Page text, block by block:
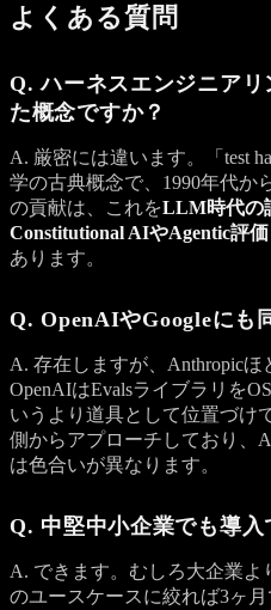
よくある質問
Q. ハーネスエンジニア
た概念ですか？
A. 厳密には違います。「test
学の古典概念で、1990年代か
の貢献は、これをLLM時代の
Constitutional AIやAgentic評
あります。
Q. OpenAIやGoogleにも
A. 存在しますが、Anthropicほ
OpenAIはEvalsライブラリを
いうより道具として位置づけ
側からアプローチしており、
は色合いが異なります。
Q. 中堅中小企業でも導入
A. できます。むしろ大企業よ
のユースケースに絞れば3ヶ